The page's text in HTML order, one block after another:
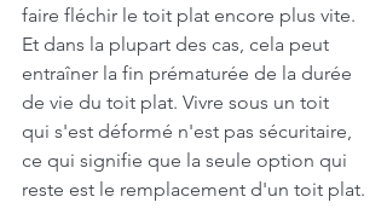
faire fléchir le toit plat encore plus vite.
Et dans la plupart des cas, cela peut
entraîner la fin prématurée de la durée
de vie du toit plat. Vivre sous un toit
qui s'est déformé n'est pas sécuritaire,
ce qui signifie que la seule option qui
reste est le remplacement d'un toit plat.